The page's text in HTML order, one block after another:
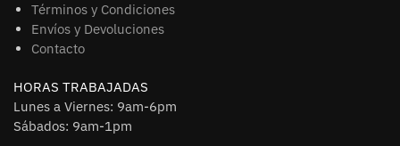
Términos y Condiciones
Envíos y Devoluciones
Contacto
HORAS TRABAJADAS
Lunes a Viernes: 9am-6pm
Sábados: 9am-1pm